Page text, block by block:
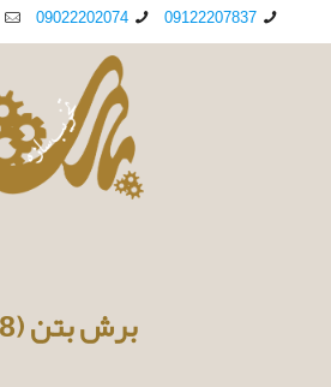
09122207837
09022202074
برش بتن (8)